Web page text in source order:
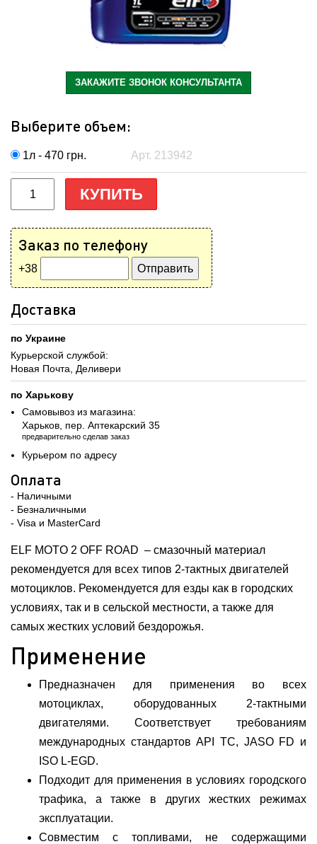
ЗАКАЖИТЕ ЗВОНОК КОНСУЛЬТАНТА
Выберите объем:
1л - 470 грн. Арт. 213942
КУПИТЬ
Заказ по телефону
+38
Доставка
по Украине
Курьерской службой:
Новая Почта, Деливери
по Харькову
Самовывоз из магазина:
Харьков, пер. Аптекарский 35
предварительно сделав заказ
Курьером по адресу
Оплата
- Наличными
- Безналичными
- Visa и MasterCard
ELF MOTO 2 OFF ROAD – смазочный материал
рекомендуется для всех типов 2-тактных двигателей
мотоциклов. Рекомендуется для езды как в городских
условиях, так и в сельской местности, а также для
самых жестких условий бездорожья.
Применение
Предназначен для применения во всех
мотоциклах, оборудованных 2-тактными
двигателями. Соответствует требованиям
международных стандартов API TC, JASO FD и
ISO L-EGD.
Подходит для применения в условиях городского
трафика, а также в других жестких режимах
эксплуатации.
Совместим с топливами, не содержащими